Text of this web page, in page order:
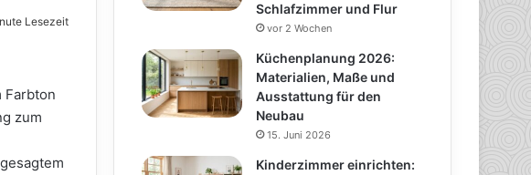
Lesezeit
Farbton
zum
Schlafzimmer und Flur
vor 2 Wochen
Küchenplanung 2026:
Materialien, Maße und
Ausstattung für den
Neubau
15. Juni 2026
Kinderzimmer einrichten: